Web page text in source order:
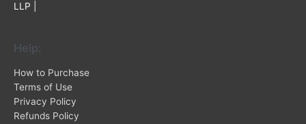
LLP |
Help:
How to Purchase
Terms of Use
Privacy Policy
Refunds Policy